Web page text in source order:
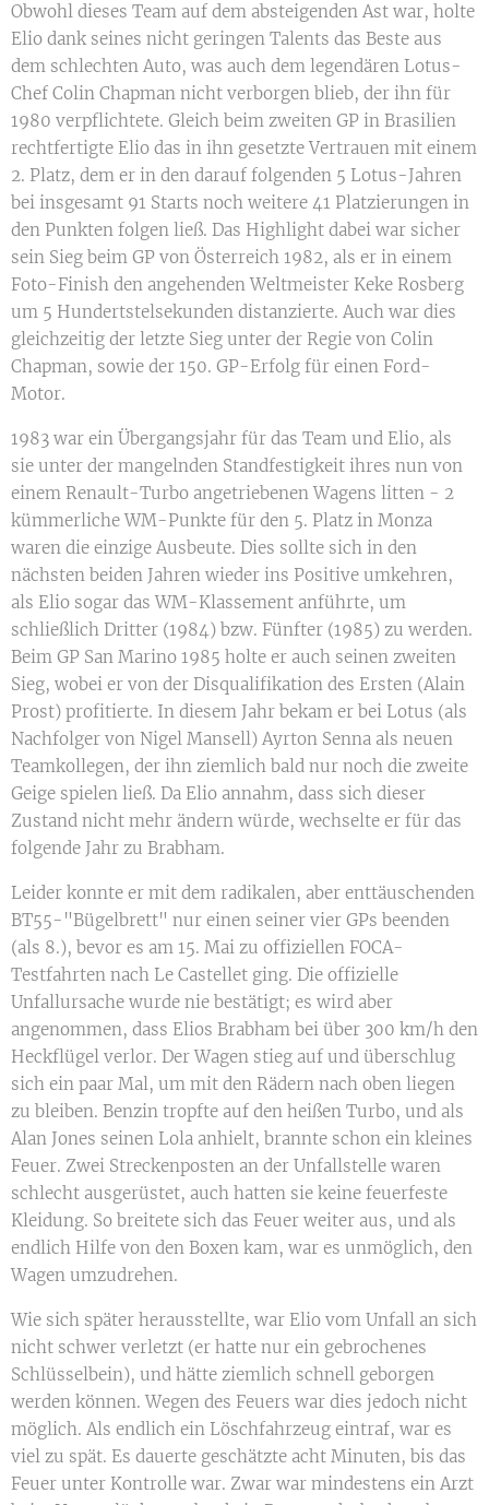
Obwohl dieses Team auf dem absteigenden Ast war, holte
Elio dank seines nicht geringen Talents das Beste aus
dem schlechten Auto, was auch dem legendären Lotus-
Chef Colin Chapman nicht verborgen blieb, der ihn für
1980 verpflichtete. Gleich beim zweiten GP in Brasilien
rechtfertigte Elio das in ihn gesetzte Vertrauen mit einem
2. Platz, dem er in den darauf folgenden 5 Lotus-Jahren
bei insgesamt 91 Starts noch weitere 41 Platzierungen in
den Punkten folgen ließ. Das Highlight dabei war sicher
sein Sieg beim GP von Österreich 1982, als er in einem
Foto-Finish den angehenden Weltmeister Keke Rosberg
um 5 Hundertstelsekunden distanzierte. Auch war dies
gleichzeitig der letzte Sieg unter der Regie von Colin
Chapman, sowie der 150. GP-Erfolg für einen Ford-
Motor.
1983 war ein Übergangsjahr für das Team und Elio, als
sie unter der mangelnden Standfestigkeit ihres nun von
einem Renault-Turbo angetriebenen Wagens litten - 2
kümmerliche WM-Punkte für den 5. Platz in Monza
waren die einzige Ausbeute. Dies sollte sich in den
nächsten beiden Jahren wieder ins Positive umkehren,
als Elio sogar das WM-Klassement anführte, um
schließlich Dritter (1984) bzw. Fünfter (1985) zu werden.
Beim GP San Marino 1985 holte er auch seinen zweiten
Sieg, wobei er von der Disqualifikation des Ersten (Alain
Prost) profitierte. In diesem Jahr bekam er bei Lotus (als
Nachfolger von Nigel Mansell) Ayrton Senna als neuen
Teamkollegen, der ihn ziemlich bald nur noch die zweite
Geige spielen ließ. Da Elio annahm, dass sich dieser
Zustand nicht mehr ändern würde, wechselte er für das
folgende Jahr zu Brabham.
Leider konnte er mit dem radikalen, aber enttäuschenden
BT55-"Bügelbrett" nur einen seiner vier GPs beenden
(als 8.), bevor es am 15. Mai zu offiziellen FOCA-
Testfahrten nach Le Castellet ging. Die offizielle
Unfallursache wurde nie bestätigt; es wird aber
angenommen, dass Elios Brabham bei über 300 km/h den
Heckflügel verlor. Der Wagen stieg auf und überschlug
sich ein paar Mal, um mit den Rädern nach oben liegen
zu bleiben. Benzin tropfte auf den heißen Turbo, und als
Alan Jones seinen Lola anhielt, brannte schon ein kleines
Feuer. Zwei Streckenposten an der Unfallstelle waren
schlecht ausgerüstet, auch hatten sie keine feuerfeste
Kleidung. So breitete sich das Feuer weiter aus, und als
endlich Hilfe von den Boxen kam, war es unmöglich, den
Wagen umzudrehen.
Wie sich später herausstellte, war Elio vom Unfall an sich
nicht schwer verletzt (er hatte nur ein gebrochenes
Schlüsselbein), und hätte ziemlich schnell geborgen
werden können. Wegen des Feuers war dies jedoch nicht
möglich. Als endlich ein Löschfahrzeug eintraf, war es
viel zu spät. Es dauerte geschätzte acht Minuten, bis das
Feuer unter Kontrolle war. Zwar war mindestens ein Arzt